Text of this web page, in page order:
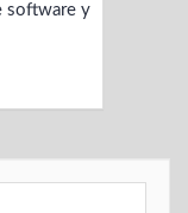
software y